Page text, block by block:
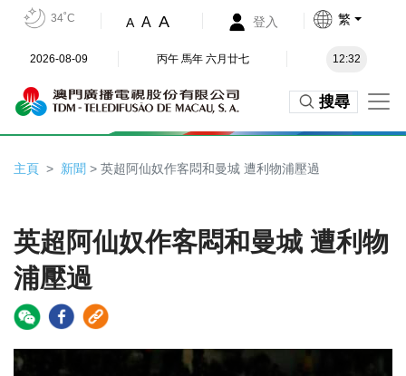
34˚C A A A 登入 繁
2026-08-09 丙午 馬年 六月廿七 12:32
搜尋
主頁 新聞 > 英超阿仙奴作客悶和曼城 遭利物浦壓過
英超阿仙奴作客悶和曼城 遭利物
浦壓過